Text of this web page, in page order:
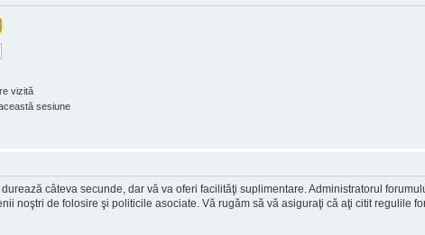
vizită
sesiune
câteva secunde, dar vă va oferi facilităţi suplimentare. Administratorul
noştri de folosire şi politicile asociate. Vă rugăm să vă asiguraţi că aţi citit regulile